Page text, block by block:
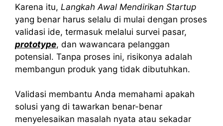
Karena itu, Langkah Awal Mendirikan Startup
yang benar harus selalu di mulai dengan proses
validasi ide, termasuk melalui survei pasar,
prototype, dan wawancara pelanggan
potensial. Tanpa proses ini, risikonya adalah
membangun produk yang tidak dibutuhkan.
Validasi membantu Anda memahami apakah
solusi yang di tawarkan benar-benar
menyelesaikan masalah nyata atau sekadar